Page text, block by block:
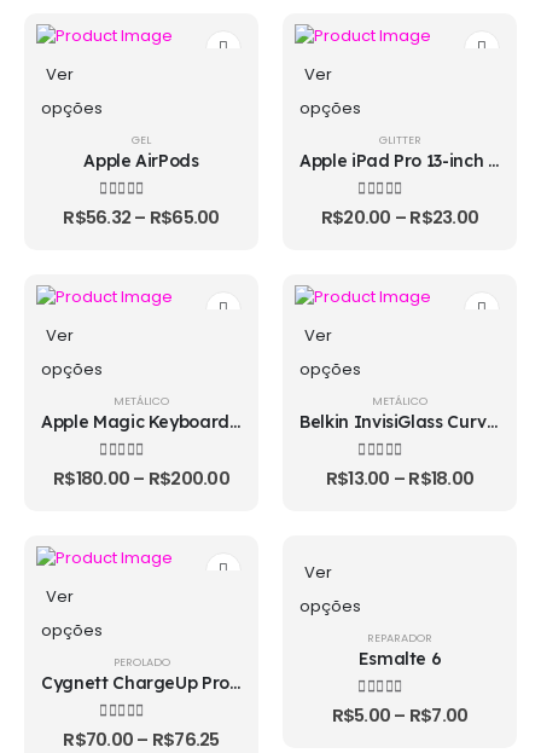
Ver
opções
GEL
Apple AirPods
4.33out of 5
R$56.32– R$65.00
Ver
opções
GLITTER
Apple iPad Pro 13-inch M4 Magic Keyboard
4.33out of 5
R$20.00 –R$23.00
Ver
opções
METÁLICO
Apple Magic Keyboard for iPad Pro 12.9" 5th Gen
4.67out of 5
R$180.00– R$200.00
Ver
opções
METÁLICO
Belkin InvisiGlass Curve Screen Protector for Samsung Galaxy S10
4.67out of 5
R$13.00 –R$18.00
Ver
opções
PEROLADO
Cygnett ChargeUp Pro Series 25K
4.33out of 5
R$70.00– R$76.25
Ver
opções
REPARADOR
Esmalte 6
3.67out of 5
R$5.00– R$7.00